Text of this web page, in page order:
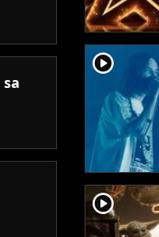
player2
player2